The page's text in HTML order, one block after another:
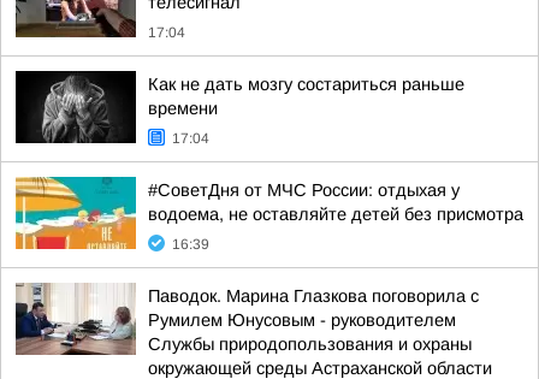
17:04
Как не дать мозгу состариться раньше
времени
17:04
#СоветДня от МЧС России: отдыхая у
водоема, не оставляйте детей без присмотра
16:39
Паводок. Марина Глазкова поговорила с
Румилем Юнусовым - руководителем
Службы природопользования и охраны
окружающей среды Астраханской области